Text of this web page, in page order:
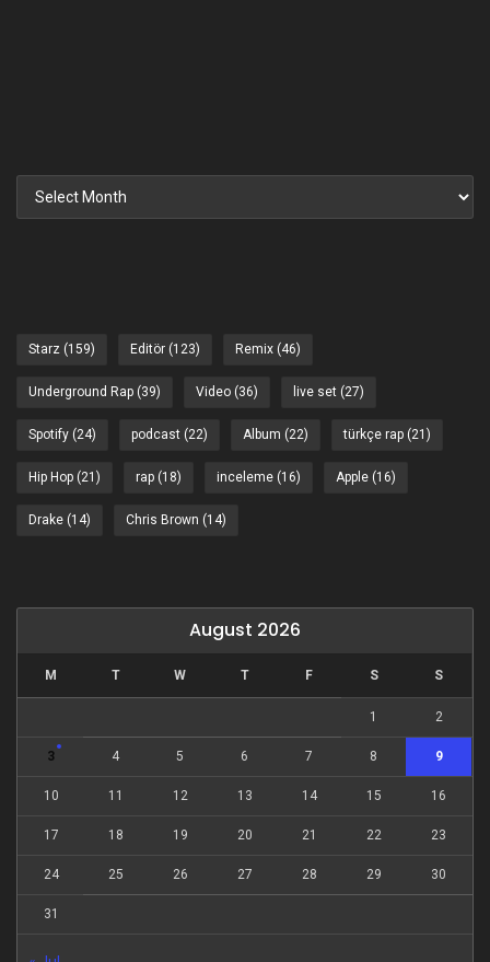
Starz (159) Editör (123) Remix (46)
Underground Rap (39) Video (36) live set (27)
Spotify (24) podcast (22) Album (22) türkçe rap (21)
Hip Hop (21) rap (18) inceleme (16) Apple (16)
Drake (14) Chris Brown (14)
August 2026
M T W T F S S
1 2
3 4 5 6 7 8 9
10 11 12 13 14 15 16
17 18 19 20 21 22 23
24 25 26 27 28 29 30
31